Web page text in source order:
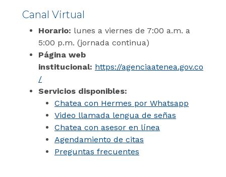
Canal Virtual
Horario: lunes a viernes de 7:00 a.m. a
5:00 p.m. (jornada continua)
Página web
institucional: https://agenciaatenea.gov.co
/
Servicios disponibles:
Chatea con Hermes por Whatsapp
Video llamada lengua de señas
Chatea con asesor en línea
Agendamiento de citas
Preguntas frecuentes